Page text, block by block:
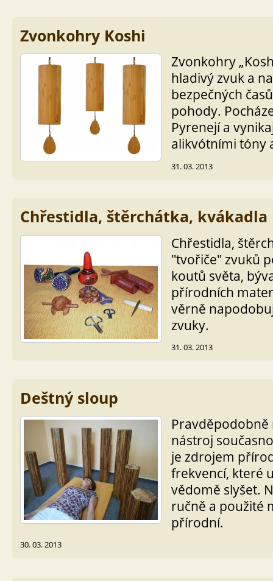
Zvonkohry Koshi
Zvonkohry
hladivý zvuk a
bezpečných
pohody.
Pyrenejí a
alikvótními tóny
31. 03. 2013
Chřestidla, štěrchátka, kvákadla
Chřestidla,
"tvořiče" zvuků
koutů světa,
přírodních
věrně
zvuky.
31. 03. 2013
Deštný sloup
nástroj
je zdrojem
frekvencí, které
vědomě slyšet.
ručně a použité
přírodní.
30. 03. 2013